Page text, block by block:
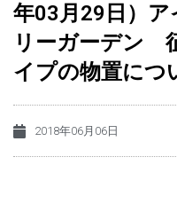
年03月29日）
リーガーデン
イプの物置につ
2018年06月06日